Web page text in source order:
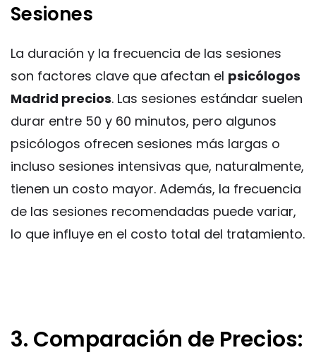
Sesiones
La duración y la frecuencia de las sesiones
son factores clave que afectan el psicólogos
Madrid precios. Las sesiones estándar suelen
durar entre 50 y 60 minutos, pero algunos
psicólogos ofrecen sesiones más largas o
incluso sesiones intensivas que, naturalmente,
tienen un costo mayor. Además, la frecuencia
de las sesiones recomendadas puede variar,
lo que influye en el costo total del tratamiento.
3. Comparación de Precios: